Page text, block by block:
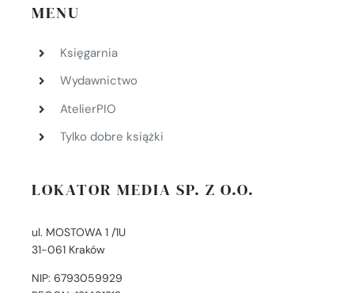
MENU
Księgarnia
Wydawnictwo
AtelierPIO
Tylko dobre książki
LOKATOR MEDIA SP. Z O.O.
ul. MOSTOWA 1 /1U
31-061 Kraków
NIP: 6793059929